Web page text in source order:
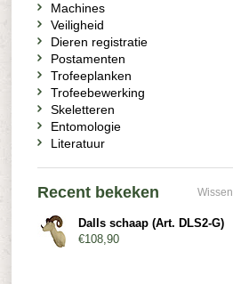
Machines
Veiligheid
Dieren registratie
Postamenten
Trofeeplanken
Trofeebewerking
Skeletteren
Entomologie
Literatuur
Recent bekeken Wissen
Dalls schaap (Art. DLS2-G)
€108,90